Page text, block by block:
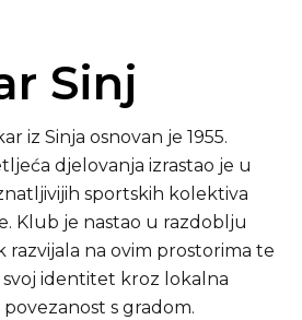
Sinj
iz Sinja osnovan je 1955.
djelovanja izrastao je u
sportskih kolektiva
Klub je nastao u razdoblju
razvijala na ovim prostorima te
identitet kroz lokalna
s gradom.